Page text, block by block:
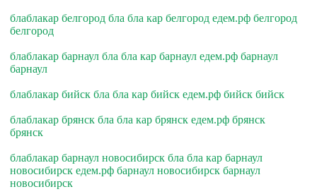
блаблакар белгород бла бла кар белгород едем.рф белгород
белгород
блаблакар барнаул бла бла кар барнаул едем.рф барнаул
барнаул
блаблакар бийск бла бла кар бийск едем.рф бийск бийск
блаблакар брянск бла бла кар брянск едем.рф брянск
брянск
блаблакар барнаул новосибирск бла бла кар барнаул
новосибирск едем.рф барнаул новосибирск барнаул
новосибирск